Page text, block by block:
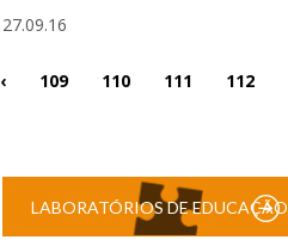
27.09.16
‹ 109 110 111 112
LABORATÓRIOS DE EDUCAÇÃO